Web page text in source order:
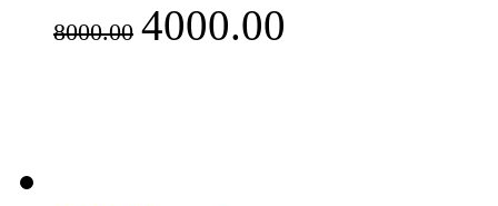
8000.00 4000.00